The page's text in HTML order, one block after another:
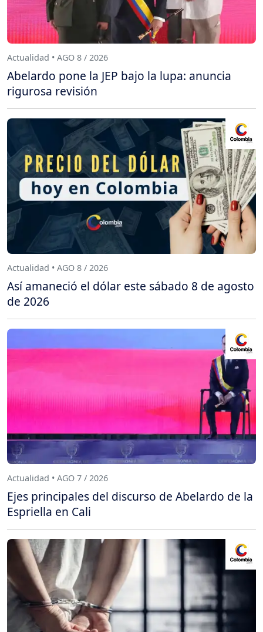
Actualidad • AGO 8 / 2026
Abelardo pone la JEP bajo la lupa: anuncia
rigurosa revisión
Actualidad • AGO 8 / 2026
Así amaneció el dólar este sábado 8 de agosto
de 2026
Actualidad • AGO 7 / 2026
Ejes principales del discurso de Abelardo de la
Espriella en Cali